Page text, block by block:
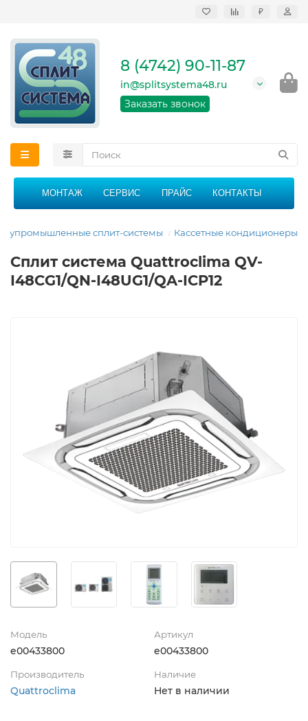
₽
кондиционеров в
области
График работы: 9:00 -
21:00 без перерыва и
8 (4742) 90-11-87
in@splitsystema48.ru
Заказать звонок
МОНТАЖ СЕРВИС ПРАЙС КОНТАКТЫ
сплит-системы Кассетные кондиционеры
Сплит система Quattroclima QV-
I48CG1/QN-I48UG1/QA-ICP12
Модель
e00433800
Артикул
e00433800
Производитель
Quattroclima
Наличие
Нет в наличии